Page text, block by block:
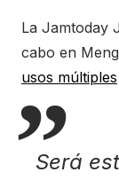
La Jamtoday
cabo en
usos múltiples
Será